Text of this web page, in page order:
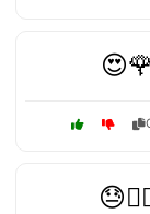
😍🌹